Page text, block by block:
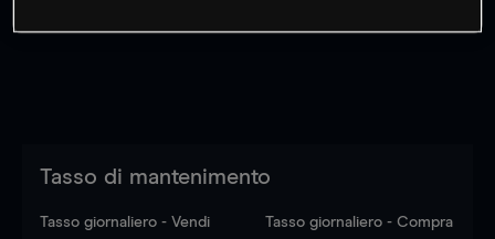
Tasso di mantenimento
Tasso giornaliero - Vendi Tasso giornaliero - Compra